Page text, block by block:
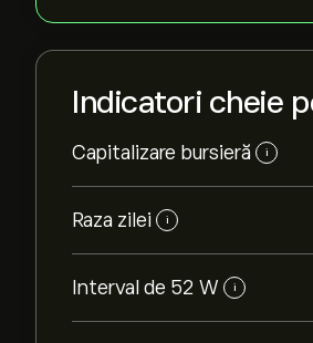
Indicatori cheie
Capitalizare bursieră i
Raza zilei i
Interval de 52 W i